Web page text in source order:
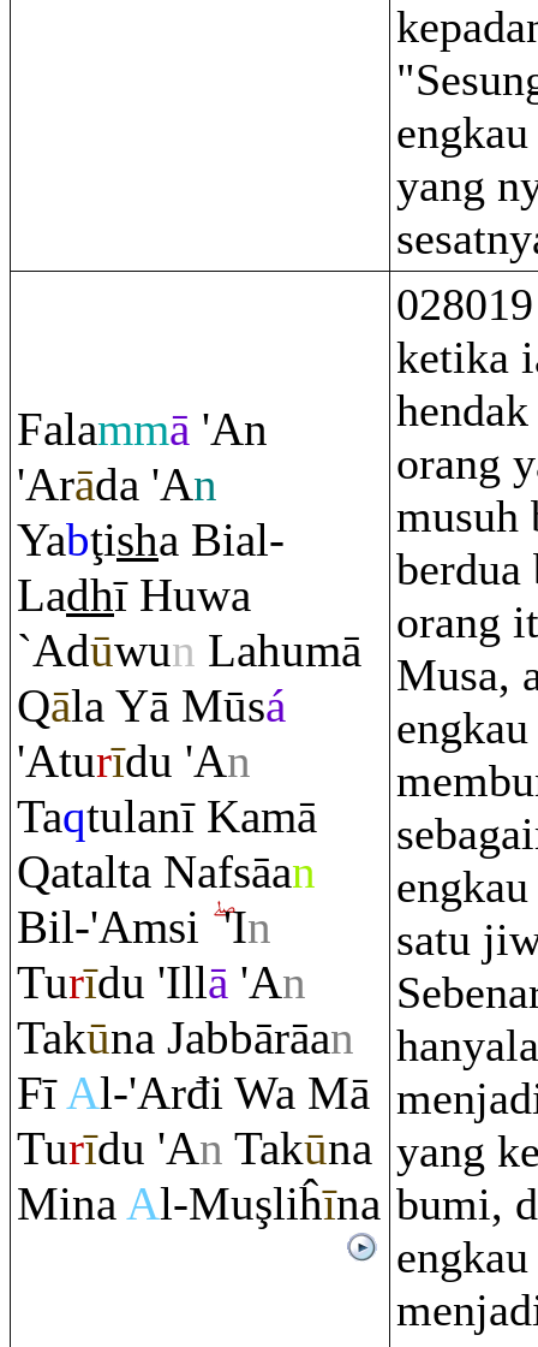
yang
Falammā 'An
'Arāda 'An
Yabţisha Bial-
Ladhī Huwa
`Adūwun Lahumā
Qāla Yā Mūsá
'Aturīdu 'An
Taqtulanī Kamā
Qatalta Nafsāan
Bil-'Amsi 'In
Turīdu 'Illā 'An
Takūna Jabbārāan
FīAl-'Arđi Wa Mā
Turīdu 'An Takūna
MinaAl-Muşliĥīna
ketika
orang
musuh
berdua
orang
Musa,
satu
yang
bumi,